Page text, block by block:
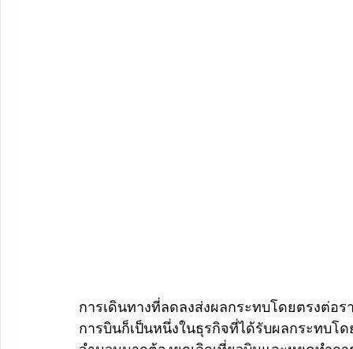
การเดินทางที่ลดลงส่งผลกระทบโดยตรงต่อ
การบินก็เป็นหนึ่งในธุรกิจที่ได้รับผลกระทบโ